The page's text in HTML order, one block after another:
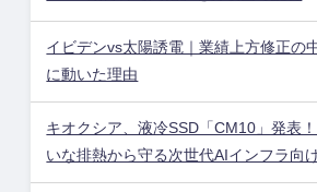
イビデンvs太陽誘電｜業績上方修正の
に動いた理由
キオクシア、液冷SSD「CM10」発表
いな排熱から守る次世代AIインフラ向